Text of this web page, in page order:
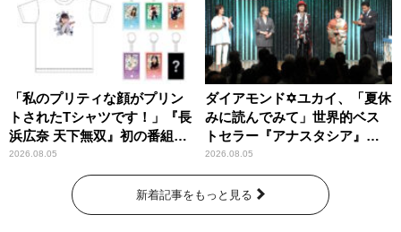
「私のプリティな顔がプリン
トされたTシャツです！」『長
浜広奈 天下無双』初の番組グ
ッズ発売
2026.08.05
ダイアモンド✡ユカイ、「夏休
みに読んでみて」世界的ベス
トセラー『アナスタシア』を
紹介
2026.08.05
新着記事をもっと見る